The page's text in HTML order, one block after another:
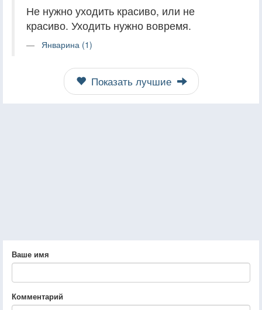
Не нужно уходить красиво, или не
красиво. Уходить нужно вовремя.
Январина (1)
Показать лучшие
Ваше имя
Комментарий